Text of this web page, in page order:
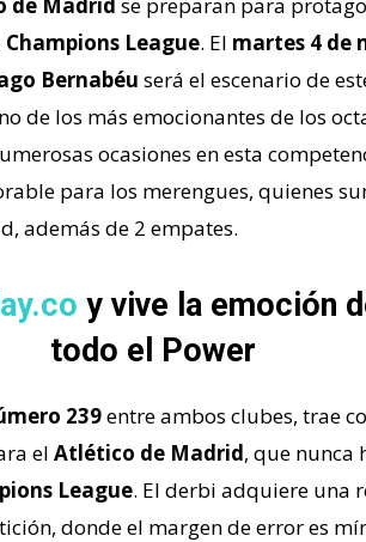
Champions League. El martes 4 de
Bernabéu será el escenario de
de los más emocionantes de los
ocasiones en esta
para los merengues, quienes
además de 2 empates.
y vive la emoción
todo el Power
239entre ambos clubes, trae
el Atlético de Madrid, que nunca
League. El derbi adquiere una
donde el margen de error es